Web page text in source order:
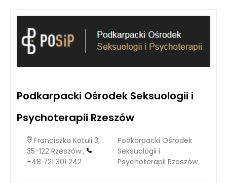
Podkarpacki Ośrodek Seksuologii i
Psychoterapii Rzeszów
Franciszka Kotuli 3,
35-122 Rzeszów ,
+48 721 301 242
Podkarpacki Ośrodek
Seksuologii i
Psychoterapii Rzeszów